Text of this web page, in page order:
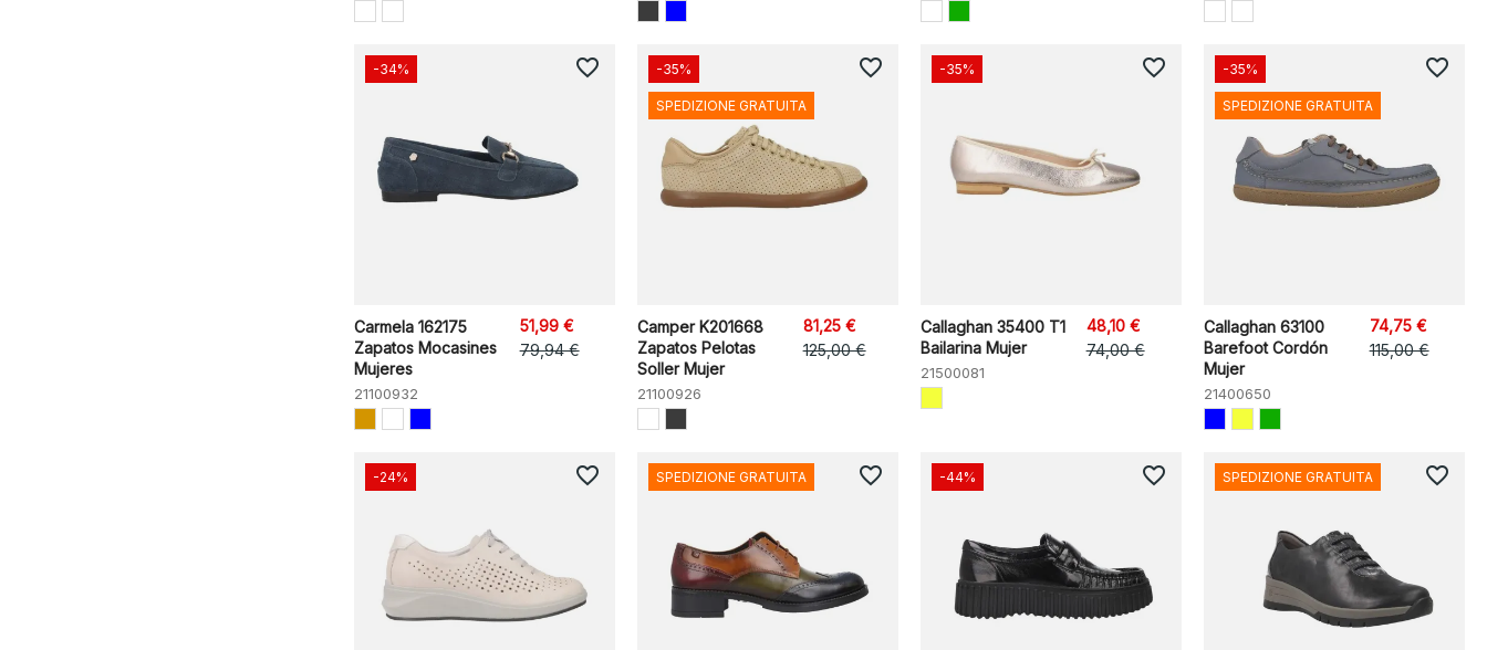
Carmela 162175
Zapatos Mocasines
Mujeres
21100932
51,99 €
79,94 €
-34% favorite_border
Camper K201668
Zapatos Pelotas
Soller Mujer
21100926
81,25 €
125,00 €
-35%
SPEDIZIONE GRATUITA
favorite_border
Callaghan 35400 T1
Bailarina Mujer
21500081
48,10 €
74,00 €
-35% favorite_border
Callaghan 63100
Barefoot Cordón
Mujer
21400650
74,75 €
115,00 €
-35%
SPEDIZIONE GRATUITA
favorite_border
-24% favorite_border SPEDIZIONE GRATUITA favorite_border -44% favorite_border SPEDIZIONE GRATUITA favorite_border